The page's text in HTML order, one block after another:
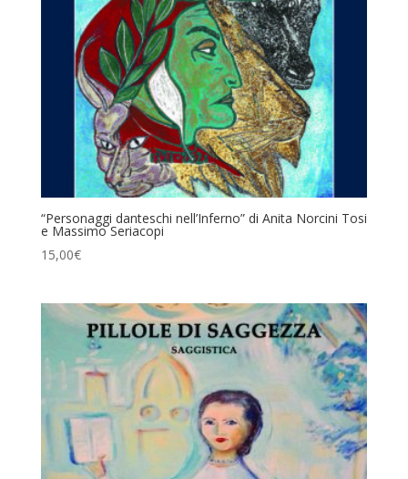
“Personaggi danteschi nell’Inferno” di Anita Norcini Tosi
e Massimo Seriacopi
15,00€